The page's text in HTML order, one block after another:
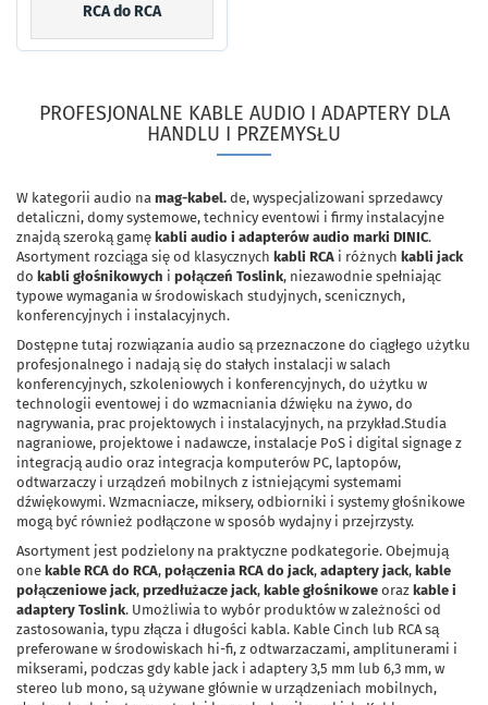
RCA do RCA
PROFESJONALNE KABLE AUDIO I ADAPTERY DLA
HANDLU I PRZEMYSŁU
W kategorii audio na mag-kabel. de, wyspecjalizowani sprzedawcy
detaliczni, domy systemowe, technicy eventowi i firmy instalacyjne
znajdą szeroką gamę kabli audio i adapterów audio marki DINIC.
Asortyment rozciąga się od klasycznych kabli RCA i różnych kabli jack
do kabli głośnikowych i połączeń Toslink, niezawodnie spełniając
typowe wymagania w środowiskach studyjnych, scenicznych,
konferencyjnych i instalacyjnych.
Dostępne tutaj rozwiązania audio są przeznaczone do ciągłego użytku
profesjonalnego i nadają się do stałych instalacji w salach
konferencyjnych, szkoleniowych i konferencyjnych, do użytku w
technologii eventowej i do wzmacniania dźwięku na żywo, do
nagrywania, prac projektowych i instalacyjnych, na przykład.Studia
nagraniowe, projektowe i nadawcze, instalacje PoS i digital signage z
integracją audio oraz integracja komputerów PC, laptopów,
odtwarzaczy i urządzeń mobilnych z istniejącymi systemami
dźwiękowymi. Wzmacniacze, miksery, odbiorniki i systemy głośnikowe
mogą być również podłączone w sposób wydajny i przejrzysty.
Asortyment jest podzielony na praktyczne podkategorie. Obejmują
one kable RCA do RCA, połączenia RCA do jack, adaptery jack, kable
połączeniowe jack, przedłużacze jack, kable głośnikowe oraz kable i
adaptery Toslink. Umożliwia to wybór produktów w zależności od
zastosowania, typu złącza i długości kabla. Kable Cinch lub RCA są
preferowane w środowiskach hi-fi, z odtwarzaczami, amplitunerami i
mikserami, podczas gdy kable jack i adaptery 3,5 mm lub 6,3 mm, w
stereo lub mono, są używane głównie w urządzeniach mobilnych,